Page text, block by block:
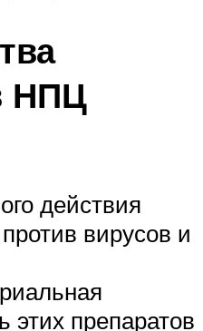
НПЦ
действия
вирусов и
этих препаратов